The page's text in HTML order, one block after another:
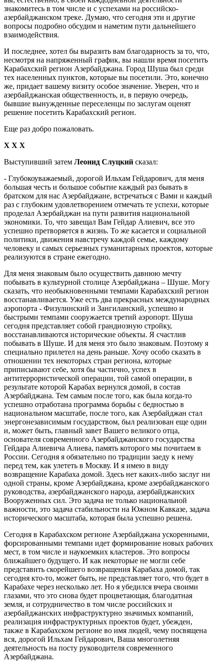
знакомитесь в том числе и с успехами на российско-
азербайджанском треке. Думаю, что сегодня эти и другие
вопросы подробно обсудим и наметим пути дальнейшего
взаимодействия.
И последнее, хотел бы выразить вам благодарность за то, что,
несмотря на напряженный график, вы нашли время посетить
Карабахский регион Азербайджана. Город Шуша был среди
тех населенных пунктов, которые вы посетили. Это, конечно
же, придает вашему визиту особое значение. Уверен, что и
азербайджанская общественность, и, в первую очередь,
бывшие вынужденные переселенцы по заслугам оценят
решение посетить Карабахский регион.
Еще раз добро пожаловать.
Х Х Х
Выступивший затем Леонид Слуцкий сказал:
- Глубокоуважаемый, дорогой Ильхам Гейдарович, для меня
большая честь и большое событие каждый раз бывать в
братском для нас Азербайджане, встречаться с Вами и каждый
раз с глубоким удовлетворением отмечать те успехи, которые
проделал Азербайджан на пути развития национальной
экономики. То, что завещал Вам Гейдар Алиевич, все это
успешно претворяется в жизнь. То же касается и социальной
политики, движения навстречу каждой семье, каждому
человеку и самых серьезных гуманитарных проектов, которые
реализуются в стране ежегодно.
Для меня знаковым было осуществить давнюю мечту
побывать в культурной столице Азербайджана – Шуше. Могу
сказать, что необыкновенными темпами Карабахский регион
восстанавливается. Уже есть два прекрасных международных
аэропорта - Физулинский и Зангиланский, успешно и
быстрыми темпами сооружается третий аэропорт. Шуша
сегодня представляет собой грандиозную стройку,
восстанавливаются исторические объекты. Я счастлив
побывать в Шуше. И для меня это было знаковым. Поэтому я
специально прилетел на день раньше. Хочу особо сказать в
отношении тех некоторых стран региона, которые
приписывают себе, хотя бы частично, успех в
антитеррористической операции, той самой операции, в
результате которой Карабах вернулся домой, в состав
Азербайджана. Тем самым после того, как была когда-то
успешно отработана программа борьбы с бедностью в
национальном масштабе, после того, как Азербайджан стал
энергонезависимым государством, был реализован еще один
и, может быть, главный завет Вашего великого отца,
основателя современного Азербайджанского государства
Гейдара Алиевича Алиева, память которого мы почитаем в
России. Сегодня я обязательно по традиции заеду к нему
перед тем, как улететь в Москву. И я имею в виду
возвращение Карабаха домой. Здесь нет каких-либо заслуг ни
одной страны, кроме Азербайджана, кроме азербайджанского
руководства, азербайджанского народа, азербайджанских
Вооруженных сил. Это задача не только национальной
важности, это задача стабильности на Южном Кавказе, задача
исторического масштаба, которая была успешно решена.
Сегодня в Карабахском регионе Азербайджана ускоренными,
форсированными темпами идет формирование новых рабочих
мест, в том числе и наукоемких кластеров. Это вопросы
ближайшего будущего. И как некоторые не могли себе
представить скорейшего возвращения Карабаха домой, так
сегодня кто-то, может быть, не представляет того, что будет в
Карабахе через несколько лет. Но я убедился вчера своими
глазами, что это снова будет процветающая, благодатная
земля, и сотрудничество в том числе российских и
азербайджанских инфраструктурно значимых компаний,
реализация инфраструктурных проектов будет, убежден,
также в Карабахском регионе во имя людей, чему посвящена
вся, дорогой Ильхам Гейдарович, Ваша многолетняя
деятельность на посту руководителя современного
Азербайджана.